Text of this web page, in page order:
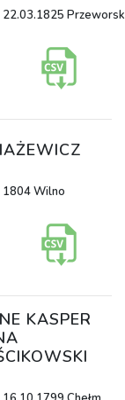
22.03.1825 Przeworsk
1804 Wilno
KASPER